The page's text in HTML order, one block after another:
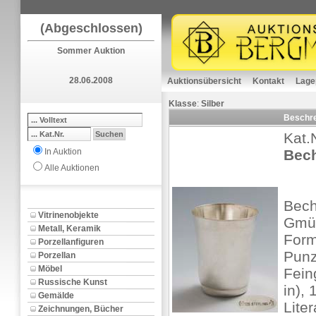
(Abgeschlossen)
Sommer Auktion
28.06.2008
In Auktion
Alle Auktionen
Vitrinenobjekte
Metall, Keramik
Porzellanfiguren
Porzellan
Möbel
Russische Kunst
Gemälde
Zeichnungen, Bücher
Auktionsübersicht Kontakt
Klasse: Silber
in),